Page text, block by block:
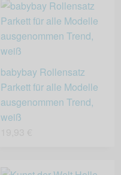
babybay Rollensatz
Parkett für alle Modelle
ausgenommen Trend,
weiß